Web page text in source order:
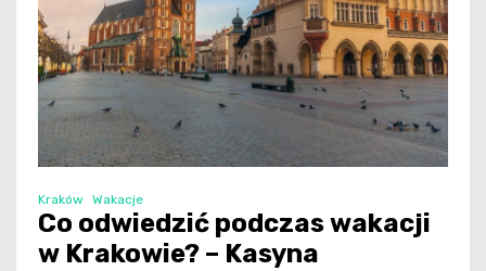
Kraków Wakacje
Co odwiedzić podczas wakacji
w Krakowie? – Kasyna